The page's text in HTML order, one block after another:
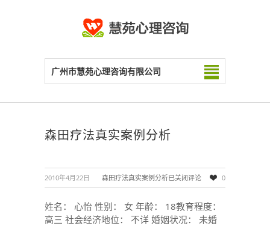
广州市慧苑心理咨询有限公司
森田疗法真实案例分析
2010年4月22日 森田疗法真实案例分析已关闭评论 0
姓名： 心怡 性别： 女 年龄： 18教育程度：
高三 社会经济地位： 不详 婚姻状况： 未婚